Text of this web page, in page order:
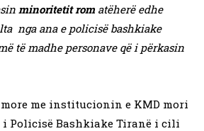
minoritetit rom atëherë edhe
nga ana e policisë bashkiake
të madhe personave që i përkasin
me institucionin e KMD mori
i Policisë Bashkiake Tiranë i cili